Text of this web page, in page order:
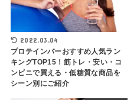
2022.03.04
プロテインバーおすすめ人気ラン
キングTOP15！筋トレ・安い・コ
ンビニで買える・低糖質な商品を
シーン別にご紹介